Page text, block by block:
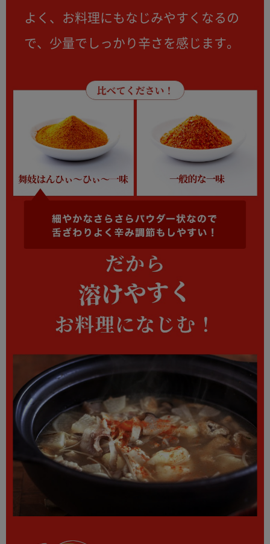
よく、お料理にもなじみやすくなるの
で、少量でしっかり辛さを感じます。